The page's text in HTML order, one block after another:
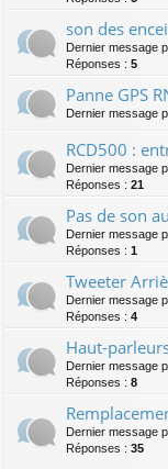
son des
Dernier message
Réponses : 5
Panne GPS
Dernier message
RCD500 :
Dernier message
Réponses : 21
Pas de son
Dernier message
Réponses : 1
Tweeter
Dernier message
Réponses : 4
Haut-
Dernier message
Réponses : 8
Dernier message
Réponses : 35